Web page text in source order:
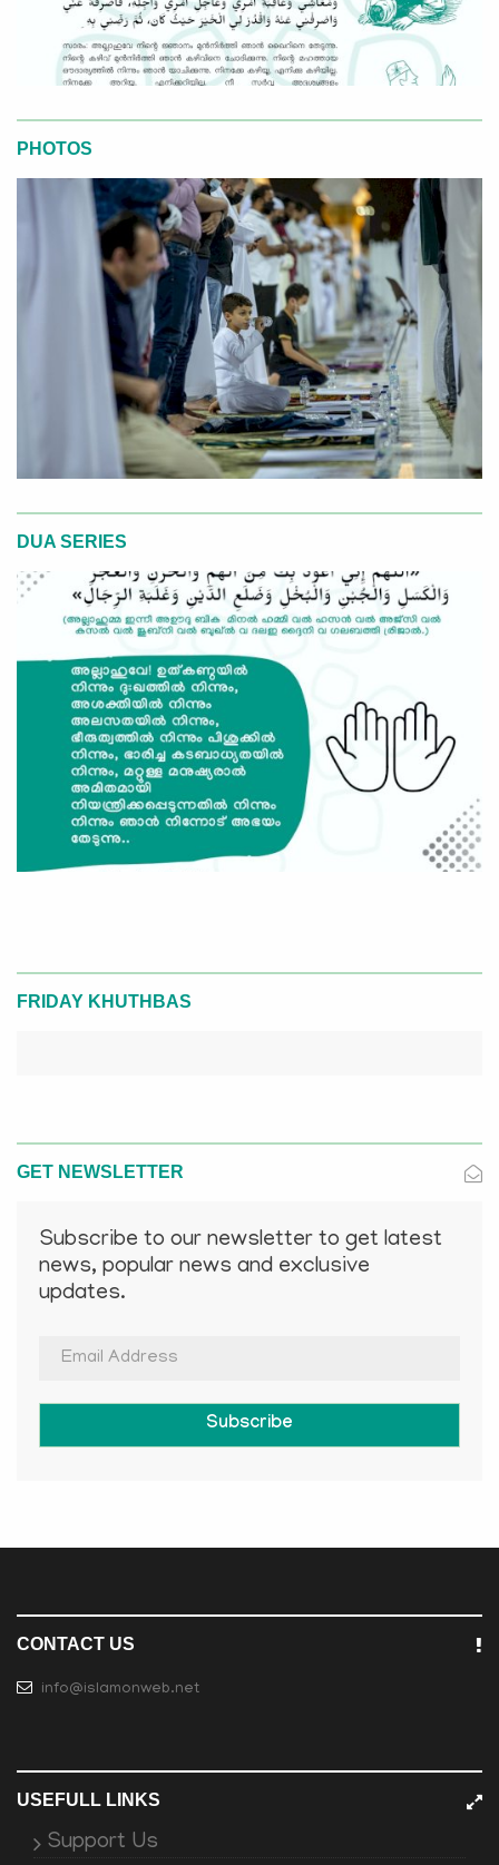
PHOTOS
DUA SERIES
FRIDAY KHUTHBAS
GET NEWSLETTER
Subscribe to our newsletter to get latest
news, popular news and exclusive
updates.
Subscribe
CONTACT US
info@islamonweb.net
USEFULL LINKS
Support Us